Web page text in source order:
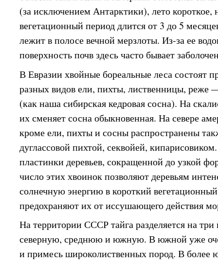
(за исключением Антарктики), лето короткое,
вегетационный период длится от 3 до 5
лежит в полосе вечной мерзлоты. Из-за ее
поверхность почв здесь часто бывает
В Евразии хвойные бореальные леса состоят
разных видов ели, пихты, лиственницы, реже
(как наша сибирская кедровая сосна). На
их сменяет сосна обыкновенная. На севере
кроме ели, пихты и сосны распространены
дуглассовой пихтой, секвойей,
пластинки деревьев, сокращенной до узкой
число этих хвоинок позволяют деревьям
солнечную энергию в короткий
предохраняют их от иссушающего действия
На территории СССР тайга разделяется на
северную, среднюю и южную. В южной уже
и примесь широколиственных пород. В более